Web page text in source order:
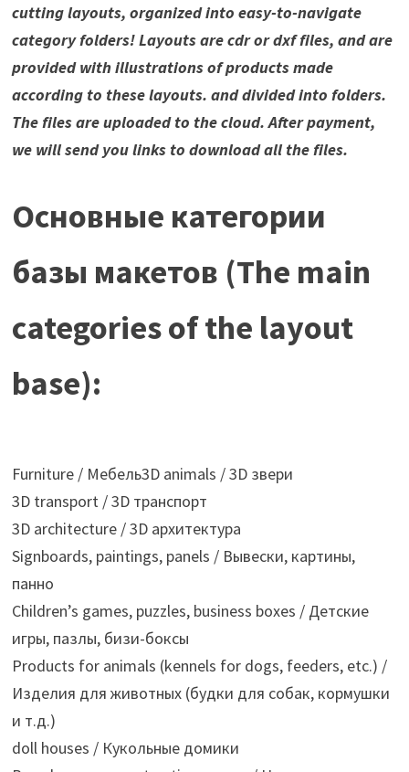
cutting layouts, organized into easy-to-navigate
category folders! Layouts are cdr or dxf files, and are
provided with illustrations of products made
according to these layouts. and divided into folders.
The files are uploaded to the cloud. After payment,
we will send you links to download all the files.
Основные категории
базы макетов (The main
categories of the layout
base):
Furniture / Мебель3D animals / 3D звери
3D transport / 3D транспорт
3D architecture / 3D архитектура
Signboards, paintings, panels / Вывески, картины,
панно
Children’s games, puzzles, business boxes / Детские
игры, пазлы, бизи-боксы
Products for animals (kennels for dogs, feeders, etc.) /
Изделия для животных (будки для собак, кормушки
и т.д.)
doll houses / Кукольные домики